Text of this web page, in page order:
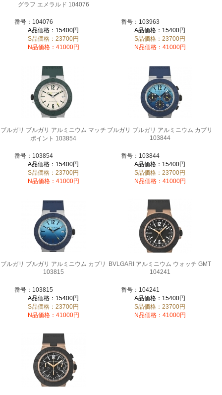
グラフ エメラルド 104076
番号：104076
A品価格：15400円
S品価格：23700円
N品価格：41000円
番号：103963
A品価格：15400円
S品価格：23700円
N品価格：41000円
ブルガリ ブルガリ アルミニウム マッチ
ポイント 103854
番号：103854
A品価格：15400円
S品価格：23700円
N品価格：41000円
ブルガリ ブルガリ アルミニウム カプリ
103844
番号：103844
A品価格：15400円
S品価格：23700円
N品価格：41000円
ブルガリ ブルガリ アルミニウム カプリ
103815
番号：103815
A品価格：15400円
S品価格：23700円
N品価格：41000円
BVLGARI アルミニウム ウォッチ GMT
104241
番号：104241
A品価格：15400円
S品価格：23700円
N品価格：41000円